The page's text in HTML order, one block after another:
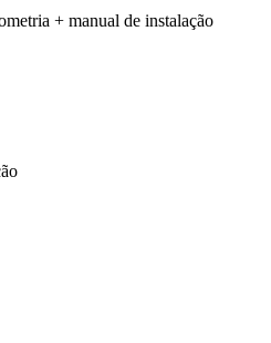
+ manual de instalação